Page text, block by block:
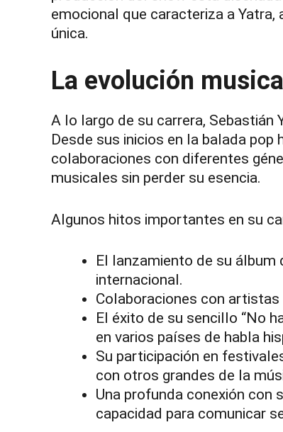
emocional que caracteriza a Yatra,
única.
La evolución
A lo largo de su carrera,
Desde sus inicios en la balada
colaboraciones con diferentes
musicales sin perder su esencia.
Algunos hitos importantes en su
El lanzamiento de su
internacional.
Colaboraciones con artistas
El éxito de su sencillo “No
en varios países de habla
Su participación en
con otros grandes de la
Una profunda conexión con
capacidad para comunicar